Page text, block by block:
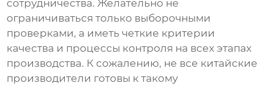
сотрудничества. Желательно не
ограничиваться только выборочными
проверками, а иметь четкие критерии
качества и процессы контроля на всех этапах
производства. К сожалению, не все китайские
производители готовы к такому